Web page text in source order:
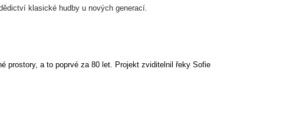
klasické hudby u nových generací.
a to poprvé za 80 let. Projekt zviditelnil řeky Sofie